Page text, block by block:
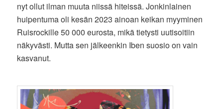
nyt ollut ilman muuta niissä hiteissä. Jonkinlainen
huipentuma oli kesän 2023 ainoan keikan myyminen
Ruisrockille 50 000 eurosta, mikä tietysti uutisoitiin
näkyvästi. Mutta sen jälkeenkin Iben suosio on vain
kasvanut.